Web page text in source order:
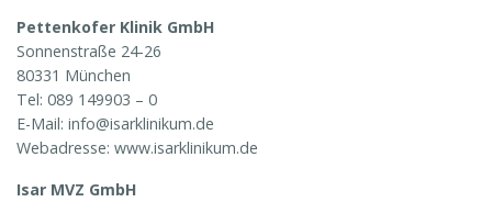
Pettenkofer Klinik GmbH
Sonnenstraße 24-26
80331 München
Tel: 089 149903 – 0
E-Mail: info@isarklinikum.de
Webadresse: www.isarklinikum.de
Isar MVZ GmbH